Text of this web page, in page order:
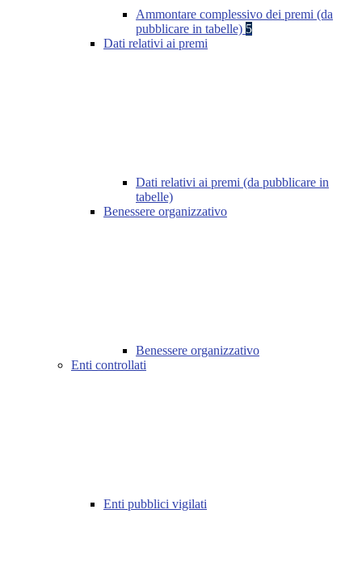
Ammontare complessivo dei premi (da
pubblicare in tabelle) 5
Dati relativi ai premi
Dati relativi ai premi (da pubblicare in
tabelle)
Benessere organizzativo
Benessere organizzativo
Enti controllati
Enti pubblici vigilati